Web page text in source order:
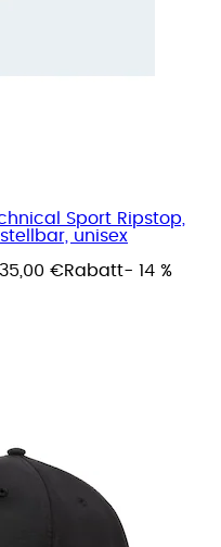
Sport Ripstop,
unisex
€Rabatt- 14 %